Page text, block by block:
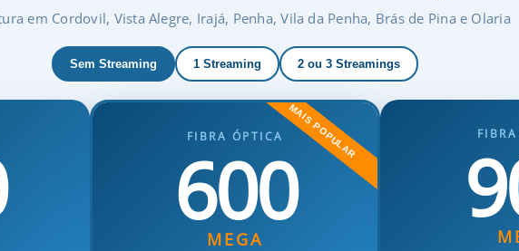
em Cordovil, Vista Alegre, Irajá, Penha, Vila da Penha, Brás de Pina e Olaria
Sem Streaming 1 Streaming 2 ou 3 Streamings
MAIS POPULAR
FIBRA ÓPTICA
600
MEGA